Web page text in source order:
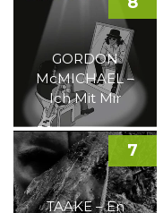
GORDON
McMICHAEL –
Ich Mit Mir
TAAKE – En
7